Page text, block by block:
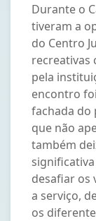
Durante o
tiveram a
do Centro
recreativas
pela
encontro
fachada do
que não
também
desafiar os
a serviço,
os